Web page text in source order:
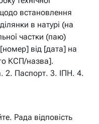
встановлення
в натурі (на
частки (паю)
від [дата] на
КСП/назва].
2. Паспорт. 3. ІПН. 4.
Рада відповість